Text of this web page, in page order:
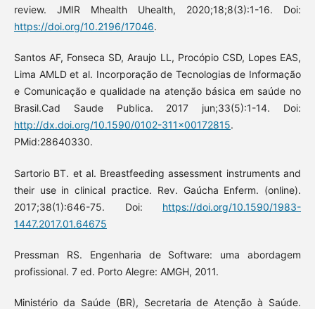
review. JMIR Mhealth Uhealth, 2020;18;8(3):1-16. Doi:
https://doi.org/10.2196/17046.
Santos AF, Fonseca SD, Araujo LL, Procópio CSD, Lopes EAS,
Lima AMLD et al. Incorporação de Tecnologias de Informação
e Comunicação e qualidade na atenção básica em saúde no
Brasil.Cad Saude Publica. 2017 jun;33(5):1-14. Doi:
http://dx.doi.org/10.1590/0102-311x00172815.
PMid:28640330.
Sartorio BT. et al. Breastfeeding assessment instruments and
their use in clinical practice. Rev. Gaúcha Enferm. (online).
2017;38(1):646-75. Doi: https://doi.org/10.1590/1983-
1447.2017.01.64675
Pressman RS. Engenharia de Software: uma abordagem
profissional. 7 ed. Porto Alegre: AMGH, 2011.
Ministério da Saúde (BR), Secretaria de Atenção à Saúde.